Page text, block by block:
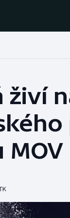
Baseball a softbal
Basketbal
Biatlon
živí
MOV